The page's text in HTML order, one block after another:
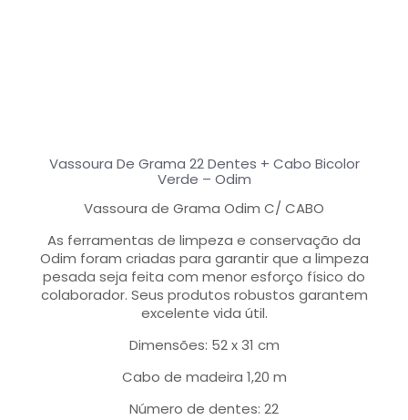
Vassoura De Grama 22 Dentes + Cabo Bicolor
Verde – Odim
Vassoura de Grama Odim C/ CABO
As ferramentas de limpeza e conservação da
Odim foram criadas para garantir que a limpeza
pesada seja feita com menor esforço físico do
colaborador. Seus produtos robustos garantem
excelente vida útil.
Dimensões: 52 x 31 cm
Cabo de madeira 1,20 m
Número de dentes: 22